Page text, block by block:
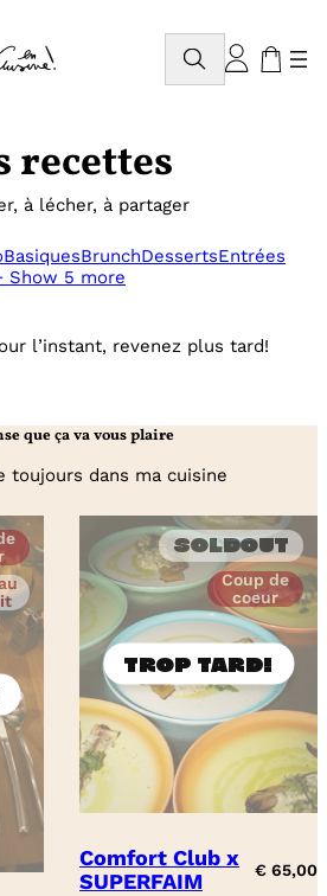
Rechercher
recettes
à lécher, à partager
BasiquesBrunchDessertsEntrées
Show 5 more
l’instant, revenez plus tard!
que ça va vous plaire
toujours dans ma cuisine
Soldout
Coup de
coeur
Comfort Club x
SUPERFAIM
€ 65,00